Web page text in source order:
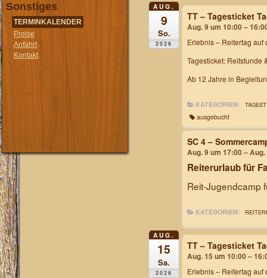
Sonstiges
TERMINKALENDER
Preise
Anfahrt
Kontakt
AUG.
9
So.
2026
TT – Tagesticket
Aug. 9 um 10:00 –
Erlebnis – Reitertag auf
Tagesticket: Reitstunde
Ab 12 Jahre in
KATEGORIEN:
ausgebucht
SC 4 –
Aug. 9 um 17:00 –
Reiterurlaub für
Reit-Jugendcamp
KATEGORIEN:
AUG.
15
Sa.
2026
TT – Tagesticket
Aug. 15 um 10:00 –
Erlebnis – Reitertag auf